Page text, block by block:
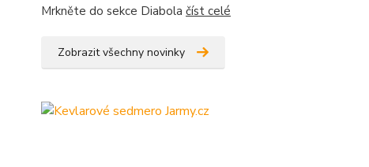
Mrkněte do sekce Diabola číst celé
Zobrazit všechny novinky